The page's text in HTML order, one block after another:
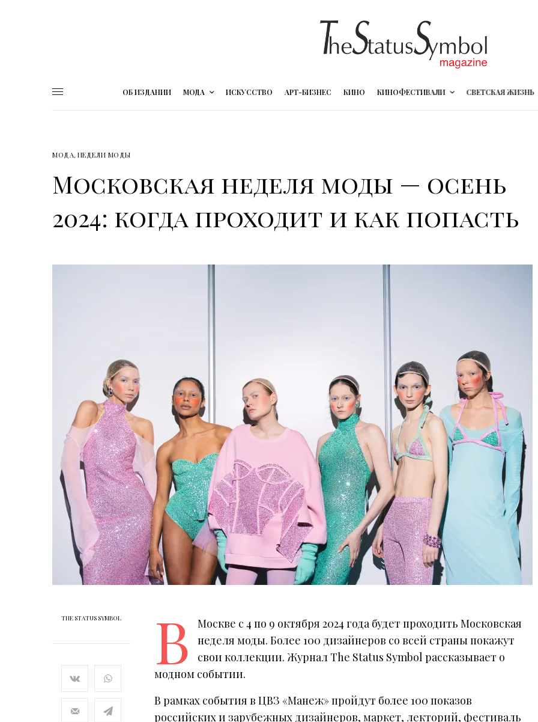
ОБ ИЗДАНИИ МОДА ИСКУССТВО АРТ-БИЗНЕС КИНО КИНОФЕСТИВАЛИ СВЕТСКАЯ ЖИЗНЬ
МОДА, НЕДЕЛИ МОДЫ
Московская неделя моды — осень
2024: когда проходит и как попасть
THE STATUS SYMBOL В
Москве с 4 по 9 октября 2024 года будет проходить Московская
неделя моды. Более 100 дизайнеров со всей страны покажут
свои коллекции. Журнал The Status Symbol рассказывает о
модном событии.
В рамках события в ЦВЗ «Манеж» пройдут более 100 показов
российских и зарубежных дизайнеров, маркет, лекторий, фестиваль